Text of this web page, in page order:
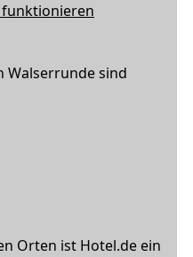
funktionieren
Walserrunde sind
Orten ist Hotel.de ein